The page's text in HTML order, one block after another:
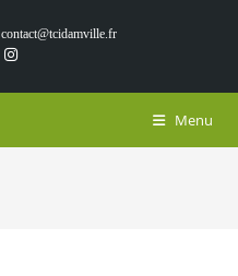
contact@tcidamville.fr
Menu